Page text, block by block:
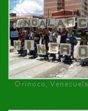
Orinoco, Venezuela